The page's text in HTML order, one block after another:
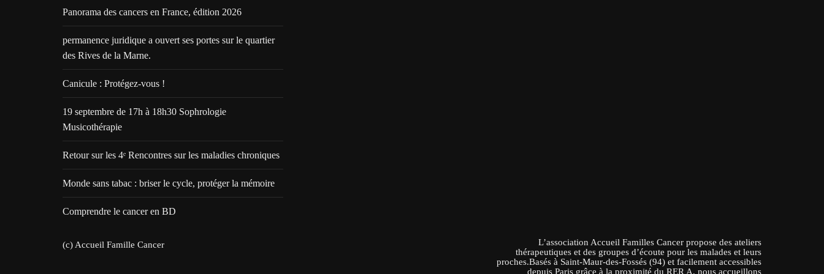
Panorama des cancers en France, édition 2026
permanence juridique a ouvert ses portes sur le quartier
des Rives de la Marne.
Canicule : Protégez-vous !
19 septembre de 17h à 18h30 Sophrologie
Musicothérapie
Retour sur les 4ᵉ Rencontres sur les maladies chroniques
Monde sans tabac : briser le cycle, protéger la mémoire
Comprendre le cancer en BD
(c) Accueil Famille Cancer
L’association Accueil Familles Cancer propose des ateliers
thérapeutiques et des groupes d’écoute pour les malades et leurs
proches.Basés à Saint-Maur-des-Fossés (94) et facilement accessibles
depuis Paris grâce à la proximité du RER A, nous accueillons